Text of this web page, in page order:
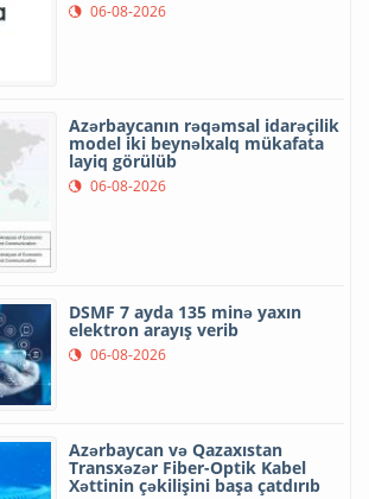
06-08-2026
Azərbaycanın rəqəmsal idarəçilik
model iki beynəlxalq mükafata
layiq görülüb
06-08-2026
DSMF 7 ayda 135 minə yaxın
elektron arayış verib
06-08-2026
Azərbaycan və Qazaxıstan
Transxəzər Fiber-Optik Kabel
Xəttinin çəkilişini başa çatdırıb